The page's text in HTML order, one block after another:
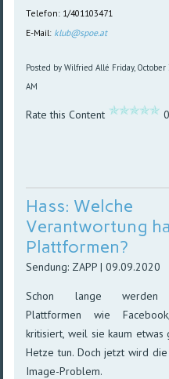
Telefon: 1/401103471
E-Mail: klub@spoe.at
Posted by Wilfried Allé Friday,
AM
Rate this Content
Hass: Welche
Verantwortung
Plattformen?
Sendung: ZAPP | 09.09.2020
Schon lange werden
Plattformen wie
kritisiert, weil sie kaum etwas
Hetze tun. Doch jetzt wird
Image-Problem.